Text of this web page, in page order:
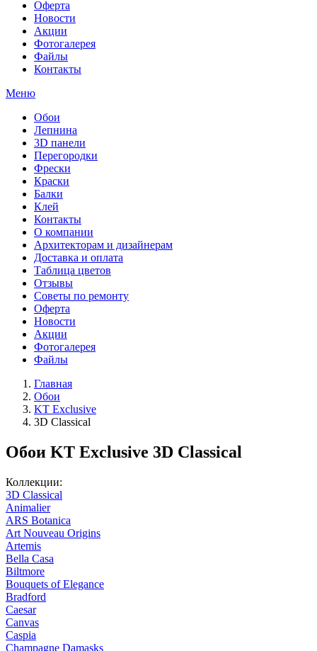
Оферта
Новости
Акции
Фотогалерея
Файлы
Контакты
Меню
Обои
Лепнина
3D панели
Перегородки
Фрески
Краски
Балки
Клей
Контакты
О компании
Архитекторам и дизайнерам
Доставка и оплата
Таблица цветов
Отзывы
Советы по ремонту
Оферта
Новости
Акции
Фотогалерея
Файлы
Главная
Обои
KT Exclusive
3D Classical
Обои KT Exclusive 3D Classical
Коллекции:
3D Classical
Animalier
ARS Botanica
Art Nouveau Origins
Artemis
Bella Casa
Biltmore
Bouquets of Elegance
Bradford
Caesar
Canvas
Caspia
Champagne Damasks